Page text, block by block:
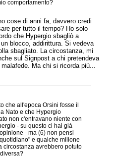
comportamento?
cose di anni fa, davvero credi
per tutto il tempo? Ho solo
che Hypergio sbagliò a
blocco, addirittura. Si vedeva
sbagliato. La circostanza, mi
sul Signpost a chi pretendeva
Ma chi si ricorda più...
che all'epoca Orsini fosse il
Nato e che Hypergio
non c'entravano niente con
- su questo ci hai già
- ma (6) non pensi
e qualche milione
circostanza avrebbero potuto